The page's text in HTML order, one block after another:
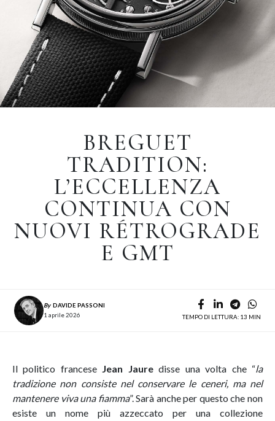
BREGUET
TRADITION:
L’ECCELLENZA
CONTINUA CON
NUOVI RÉTROGRADE
E GMT
By DAVIDE PASSONI
1 aprile 2026
TEMPO DI LETTURA: 13 MIN
Il politico francese Jean Jauredisse una volta che “la
tradizione non consiste nel conservare le ceneri, ma nel
mantenere viva una fiamma”. Sarà anche per questo che non
esiste un nome più azzeccato per una collezione